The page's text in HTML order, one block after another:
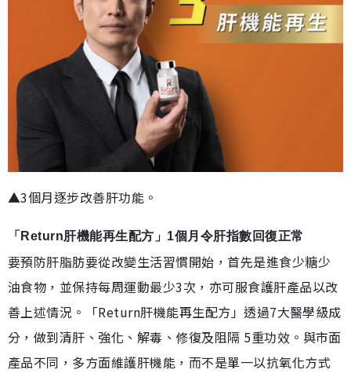
▲3個月逐步改善肝功能。
「Return肝機能再生配方」1個月令肝指數回復正常
要預防肝脂肪要從改變生活習慣開始，首先是進食少糖少
油食物，並保持每周運動最少3次，亦可服食護肝產品以改
善上述情況。「Return肝機能再生配方」透過7大醫學級成
分，做到清肝、強化、解毒、修復及阻隔 5重功效。與市面
產品不同，多方面維護肝機能，而不是單一以抗氧化方式